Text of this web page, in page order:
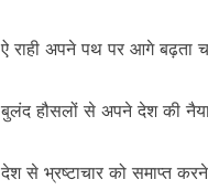
ऐ राही अपने पथ पर आगे बढ़ता
बुलंद हौसलों से अपने देश की नैया
देश से भ्रष्टाचार को समाप्त